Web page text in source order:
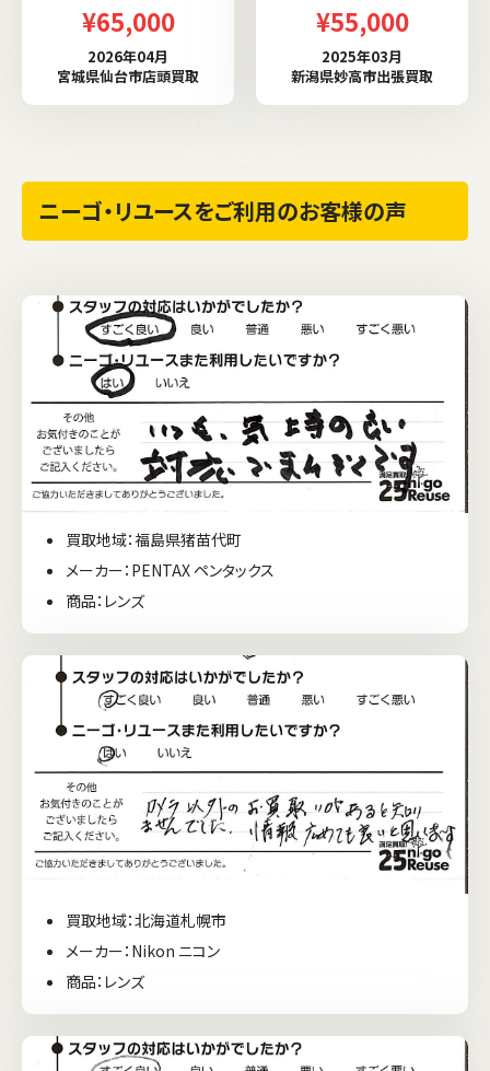
¥65,000
2026年04月
宮城県仙台市店頭買取
¥55,000
2025年03月
新潟県妙高市出張買取
ニーゴ・リユースをご利用のお客様の声
買取地域：福島県猪苗代町
メーカー：PENTAX ペンタックス
商品：レンズ
買取地域：北海道札幌市
メーカー：Nikon ニコン
商品：レンズ